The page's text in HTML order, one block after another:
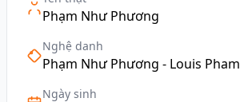
Phạm Như Phương
Nghệ danh
Phạm Như Phương - Louis Pham
Ngày sinh